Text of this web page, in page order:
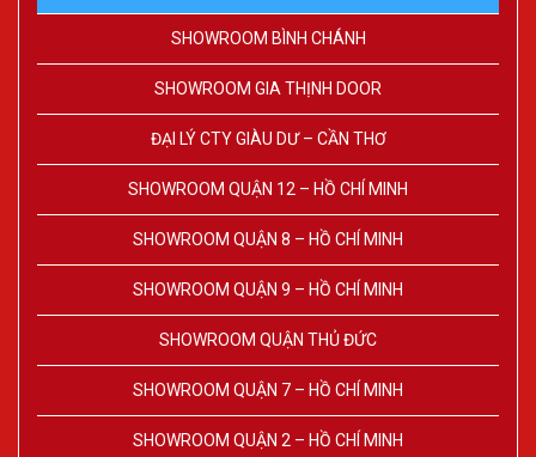
SHOWROOM BÌNH CHÁNH
SHOWROOM GIA THỊNH DOOR
ĐẠI LÝ CTY GIÀU DƯ – CẦN THƠ
SHOWROOM QUẬN 12 – HỒ CHÍ MINH
SHOWROOM QUẬN 8 – HỒ CHÍ MINH
SHOWROOM QUẬN 9 – HỒ CHÍ MINH
SHOWROOM QUẬN THỦ ĐỨC
SHOWROOM QUẬN 7 – HỒ CHÍ MINH
SHOWROOM QUẬN 2 – HỒ CHÍ MINH